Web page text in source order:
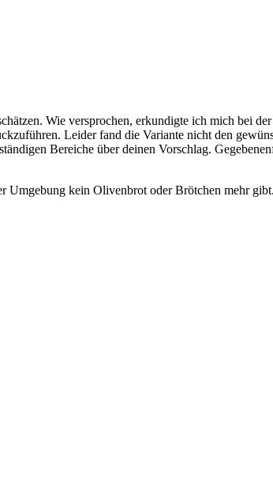
Wie versprochen, erkundigte ich mich bei
Leider fand die Variante nicht den
Bereiche über deinen Vorschlag.
Umgebung kein Olivenbrot oder Brötchen mehr gibt.